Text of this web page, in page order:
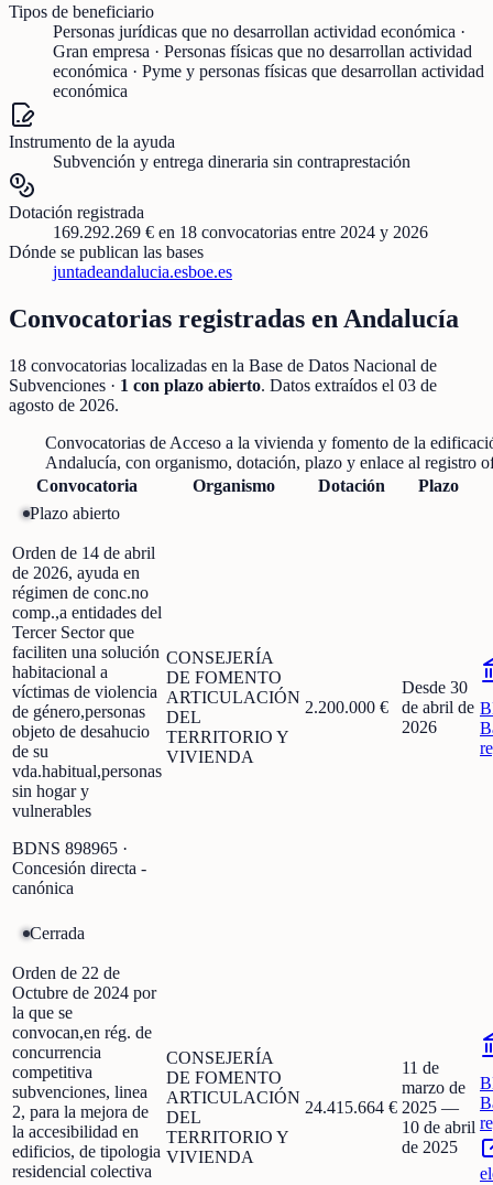
Tipos de beneficiario
Personas jurídicas que no desarrollan actividad económica ·
Gran empresa · Personas físicas que no desarrollan actividad
económica · Pyme y personas físicas que desarrollan actividad
económica
Instrumento de la ayuda
Subvención y entrega dineraria sin contraprestación
Dotación registrada
169.292.269 € en 18 convocatorias entre 2024 y 2026
Dónde se publican las bases
juntadeandalucia.esboe.es
Convocatorias registradas enAndalucía
18 convocatorias localizadas en la Base de Datos Nacional de
Subvenciones · 1 con plazo abierto. Datos extraídos el 03 de
agosto de 2026.
Convocatorias de Acceso a la vivienda y fomento de la
Andalucía, con organismo, dotación, plazo y enlace al registro
Convocatoria
Organismo Dotación
Plazo
Plazo abierto
Orden de 14 de abril
de 2026, ayuda en
régimen de conc.no
comp.,a entidades del
Tercer Sector que
faciliten una solución
habitacional a
víctimas de violencia
de género,personas
objeto de desahucio
de su
vda.habitual,personas
sin hogar y
vulnerables
BDNS 898965 ·
Concesión directa -
canónica
CONSEJERÍA
DE FOMENTO
ARTICULACIÓN
DEL
TERRITORIO Y
VIVIENDA
2.200.000 €
Desde 30
de abril de
2026
Cerrada
Orden de 22 de
Octubre de 2024 por
la que se
convocan,en rég. de
concurrencia
competitiva
subvenciones, linea
2, para la mejora de
la accesibilidad en
edificios, de tipologia
residencial colectiva
CONSEJERÍA
DE FOMENTO
ARTICULACIÓN
DEL
TERRITORIO Y
VIVIENDA
24.415.664 €
11 de
marzo de
2025 —
10 de abril
de 2025